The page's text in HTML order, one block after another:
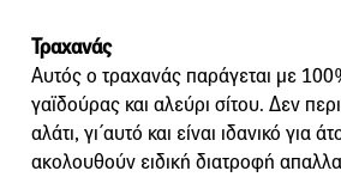
Τραχανάς
Αυτός ο τραχανάς παράγεται με
γαϊδούρας και αλεύρι σίτου. Δεν
αλάτι, γι΄αυτό και είναι ιδανικό για
ακολουθούν ειδική διατροφή